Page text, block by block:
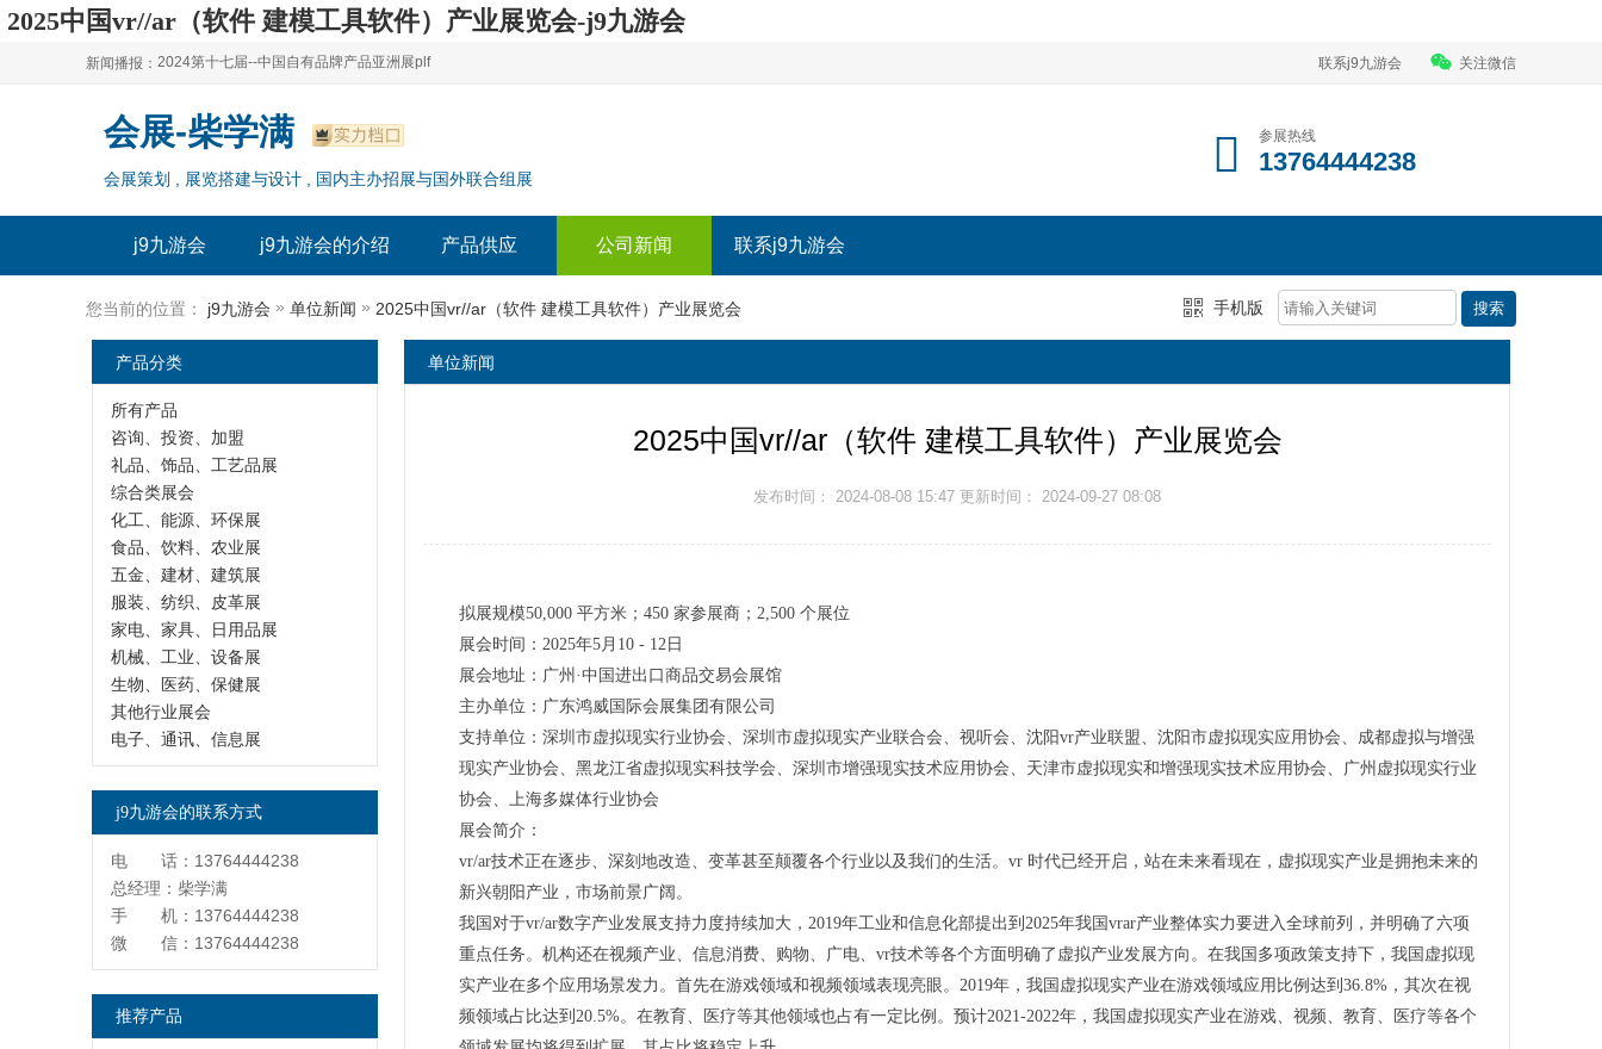
2025中国vr//ar（软件 建模工具软件）产业展览会-j9九游会
新闻播报：
2024上海自有品牌展--百货展|食品展 零售展|oem展
2024全球自有--品牌产品亚洲展（plf）
2024上海自有品牌展--2024上海oem 贴牌代加工展
2024第十七届--中国自有品牌产品亚洲展plf
2024全球自有--品牌产品亚洲展（plf）
2024年上海--第17届自有品牌展
联系j9九游会 关注微信
会展-柴学满
会展策划 , 展览搭建与设计 , 国内主办招展与国外联合组展
参展热线
13764444238
j9九游会 j9九游会的介绍 产品供应 公司新闻 联系j9九游会
您当前的位置： j9九游会 » 单位新闻 » 2025中国vr//ar（软件 建模工具软件）产业展览会 手机版
单位新闻
2025中国vr//ar（软件 建模工具软件）产业展览会
发布时间： 2024-08-08 15:47 更新时间： 2024-09-27 08:08
拟展规模50,000 平方米；450 家参展商；2,500 个展位
展会时间：2025年5月10 - 12日
展会地址：广州·中国进出口商品交易会展馆
主办单位：广东鸿威国际会展集团有限公司
支持单位：深圳市虚拟现实行业协会、深圳市虚拟现实产业联合会、视听会、沈阳vr产业联盟、沈阳市虚拟现实应用协会、成都虚拟与增强
现实产业协会、黑龙江省虚拟现实科技学会、深圳市增强现实技术应用协会、天津市虚拟现实和增强现实技术应用协会、广州虚拟现实行业
协会、上海多媒体行业协会
展会简介：
vr/ar技术正在逐步、深刻地改造、变革甚至颠覆各个行业以及我们的生活。vr 时代已经开启，站在未来看现在，虚拟现实产业是拥抱未来的
新兴朝阳产业，市场前景广阔。
我国对于vr/ar数字产业发展支持力度持续加大，2019年工业和信息化部提出到2025年我国vrar产业整体实力要进入全球前列，并明确了六项
重点任务。机构还在视频产业、信息消费、购物、广电、vr技术等各个方面明确了虚拟产业发展方向。在我国多项政策支持下，我国虚拟现
实产业在多个应用场景发力。首先在游戏领域和视频领域表现亮眼。2019年，我国虚拟现实产业在游戏领域应用比例达到36.8%，其次在视
频领域占比达到20.5%。在教育、医疗等其他领域也占有一定比例。预计2021-2022年，我国虚拟现实产业在游戏、视频、教育、医疗等各个
产品分类
所有产品
咨询、投资、加盟
礼品、饰品、工艺品展
综合类展会
化工、能源、环保展
食品、饮料、农业展
五金、建材、建筑展
服装、纺织、皮革展
家电、家具、日用品展
机械、工业、设备展
生物、医药、保健展
其他行业展会
电子、通讯、信息展
j9九游会的联系方式
电 话：13764444238
总经理：柴学满
手 机：13764444238
微 信：13764444238
推荐产品